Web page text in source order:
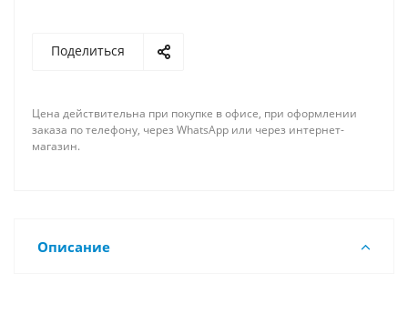
Поделиться
Цена действительна при покупке в офисе, при оформлении
заказа по телефону, через WhatsApp или через интернет-
магазин.
Описание